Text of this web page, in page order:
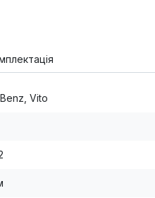
или семьей на
очень доволен.
Vito